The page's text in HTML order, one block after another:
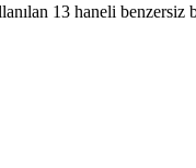
13 haneli benzersiz